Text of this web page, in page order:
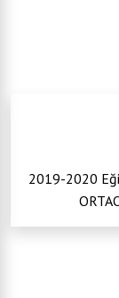
2019-2020